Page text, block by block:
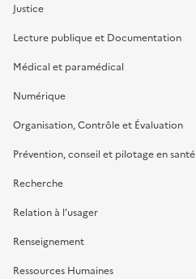
Justice
Lecture publique et Documentation
Médical et paramédical
Numérique
Organisation, Contrôle et Évaluation
Prévention, conseil et pilotage en santé
Recherche
Relation à l’usager
Renseignement
Ressources Humaines